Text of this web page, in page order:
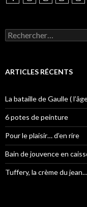
Rechercher :
ARTICLES RÉCENTS
La bataille de Gaulle (
6 potes de peinture
Pour le plaisir… d’en rire
Bain de jouvence en
Tuffery, la crème du jean…